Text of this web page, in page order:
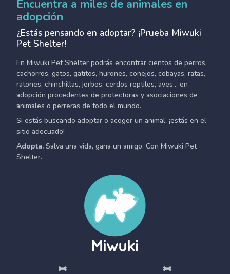
Encuentra a miles de animales en
adopción
¿Estás pensando en adoptar? ¡Prueba Miwuki
Pet Shelter!
En Miwuki Pet Shelter podrás encontrar cientos de perros,
cachorros, gatos, gatitos, hurones, conejos, cobayas, ratas,
ratones, chinchillas, jerbos, cerdos reptiles, aves... en
adopción procedentes de protectoras y asociaciones de
animales o perreras de todo el mundo.
Si estás buscando adoptar o acoger un animal, ¡estás en el
sitio adecuado!
Adopta. Salva una vida, gana un amigo. Con Miwuki Pet
Shelter.